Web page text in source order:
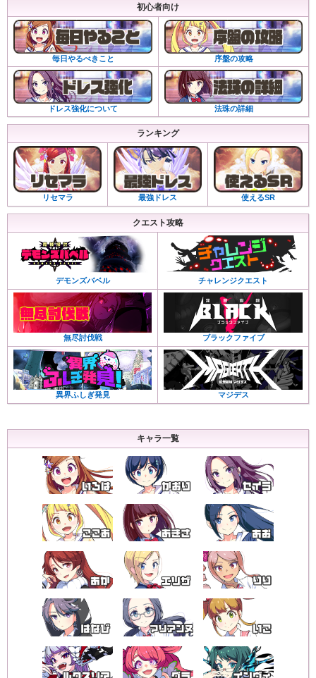
初心者向け
毎日やるべきこと 序盤の攻略
ドレス強化について 法珠の詳細
ランキング
リセマラ 最強ドレス 使えるSR
クエスト攻略
デモンズバベル チャレンジクエスト
無尽討伐戦 ブラックファイブ
異界ふしぎ発見 マジデス
キャラ一覧